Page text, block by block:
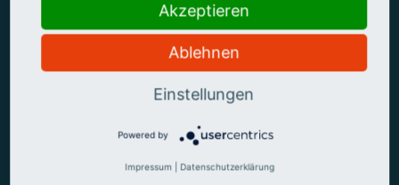
ZUSAMMEN MEHR ERREICHEN
Akzeptieren
Ablehnen
Einstellungen
Powered by
Impressum Datenschutzerklärung